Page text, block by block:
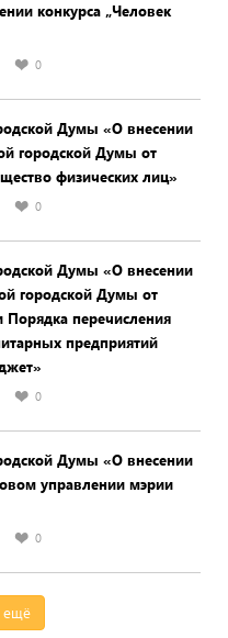
конкурса „Человек
0
Думы «О внесении
городской Думы от
физических лиц»
0
Думы «О внесении
городской Думы от
перечисления
предприятий
0
Думы «О внесении
управлении мэрии
0
ещё